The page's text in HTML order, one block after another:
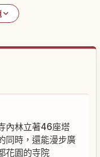
內林立著46座塔
同時，還能漫步廣
花園的寺院